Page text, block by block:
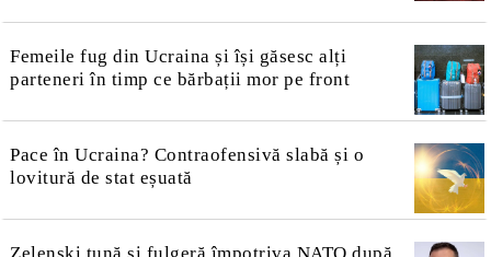
Femeile fug din Ucraina și își găsesc alți
parteneri în timp ce bărbații mor pe front
Pace în Ucraina? Contraofensivă slabă și o
lovitură de stat eșuată